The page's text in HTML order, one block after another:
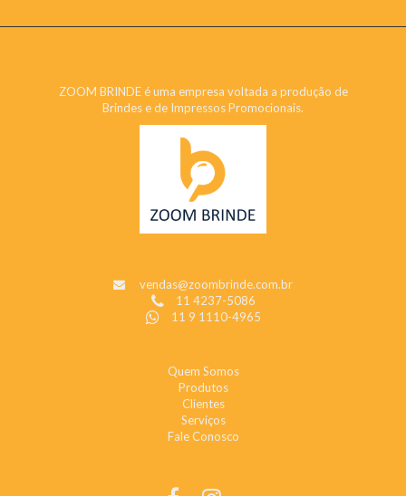
ZOOM BRINDE é uma empresa voltada a produção de
Brindes e de Impressos Promocionais.
vendas@zoombrinde.com.br
11 4237-5086
11 9 1110-4965
Quem Somos
Produtos
Clientes
Serviços
Fale Conosco